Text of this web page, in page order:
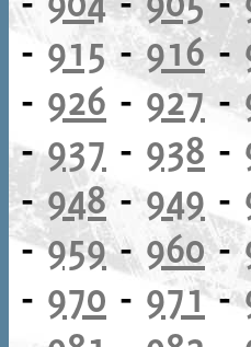
- 915 -916-
- 926 - 927-
-937 - 938 -
-948-949 -
-959- 960-
- 970 - 971-